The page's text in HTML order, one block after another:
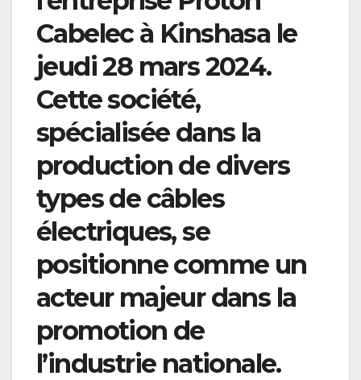
Cabelec à Kinshasa le
jeudi 28 mars 2024.
Cette société,
spécialisée dans la
production de divers
types de câbles
électriques, se
positionne comme un
acteur majeur dans la
promotion de
l’industrie nationale.